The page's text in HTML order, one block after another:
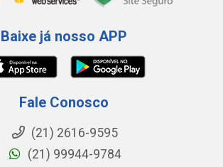
Baixe já nosso APP
Fale Conosco
(21) 2616-9595
(21) 99944-9784